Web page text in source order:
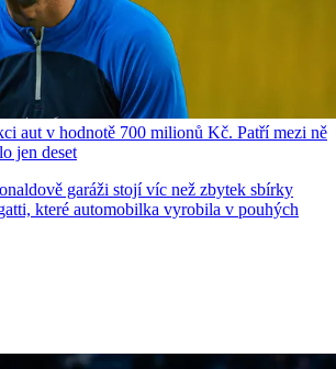
aut v hodnotě 700 milionů Kč. Patří mezi ně
jen deset
garáži stojí víc než zbytek sbírky
které automobilka vyrobila v pouhých